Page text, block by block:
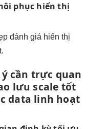
phục hiển thị
đánh giá hiển thị
ý cần trực quan
lưuscale tốt
data linh hoạt